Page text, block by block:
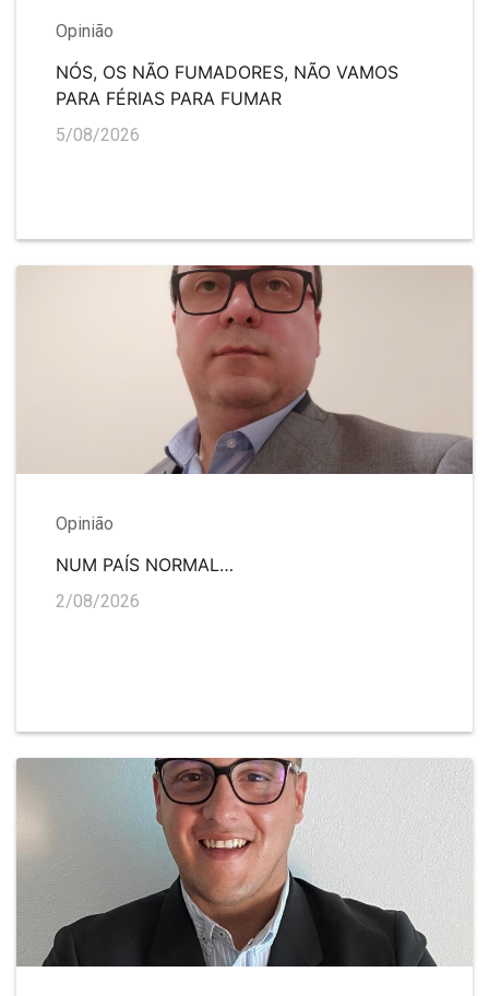
Opinião
NÓS, OS NÃO FUMADORES, NÃO VAMOS
PARA FÉRIAS PARA FUMAR
5/08/2026
Opinião
NUM PAÍS NORMAL…
2/08/2026